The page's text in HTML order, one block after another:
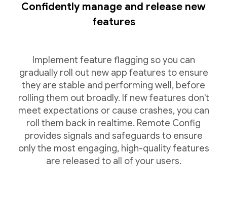
Confidently manage and release new
features
Implement feature flagging so you can
gradually roll out new app features to ensure
they are stable and performing well, before
rolling them out broadly. If new features don't
meet expectations or cause crashes, you can
roll them back in realtime. Remote Config
provides signals and safeguards to ensure
only the most engaging, high-quality features
are released to all of your users.